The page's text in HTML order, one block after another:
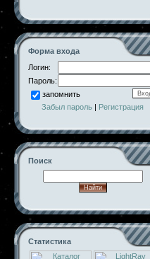
Форма входа
Логин:
Пароль:
запомнить
Забыл пароль | Регистрация
Поиск
Статистика